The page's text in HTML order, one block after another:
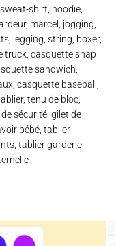
shirt, hoodie,
marcel, jogging,
legging, string, boxer,
truck, casquette snap
sandwich,
casquette baseball,
tenu de bloc,
sécurité, gilet de
bébé, tablier
tablier garderie